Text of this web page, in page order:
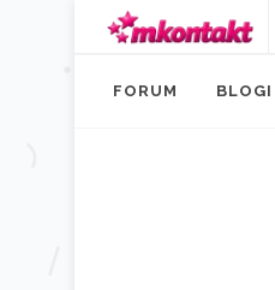
FORUM BLOGI